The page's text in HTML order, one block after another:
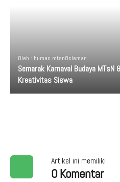
Oleh : humas mtsn8sleman
Semarak Karnaval Budaya MTsN
Kreativitas Siswa
Artikel ini memiliki
0 Komentar